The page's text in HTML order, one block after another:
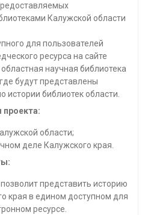
Калужской области
для пользователей
ресурса на сайте
научная библиотека
будут представлены
истории библиотек области.
проекта:
области;
деле Калужского края.
представить историю
края в едином доступном для
ресурсе.